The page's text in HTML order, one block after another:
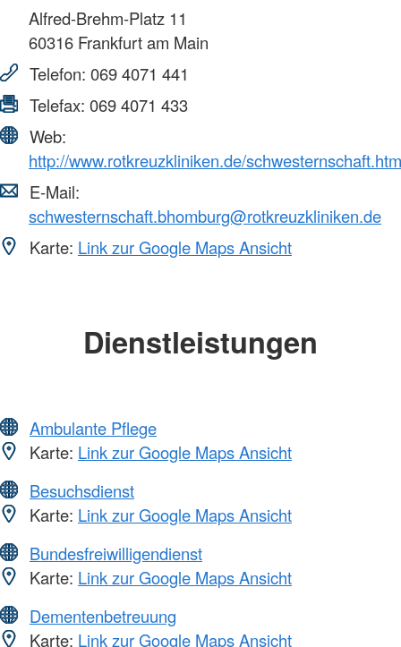
Alfred-Brehm-Platz 11
60316 Frankfurt am Main
Telefon: 069 4071 441
Telefax: 069 4071 433
Web:
http://www.rotkreuzkliniken.de/
E-Mail:
schwesternschaft.bhomburg@rotkreuzkliniken.de
Karte: Link zur Google Maps Ansicht
Dienstleistungen
Ambulante Pflege
Karte: Link zur Google Maps Ansicht
Besuchsdienst
Karte: Link zur Google Maps Ansicht
Bundesfreiwilligendienst
Karte: Link zur Google Maps Ansicht
Dementenbetreuung
Karte: Link zur Google Maps Ansicht